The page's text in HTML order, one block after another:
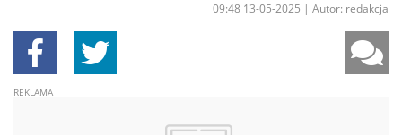
09:48 13-05-2025 | Autor: redakcja